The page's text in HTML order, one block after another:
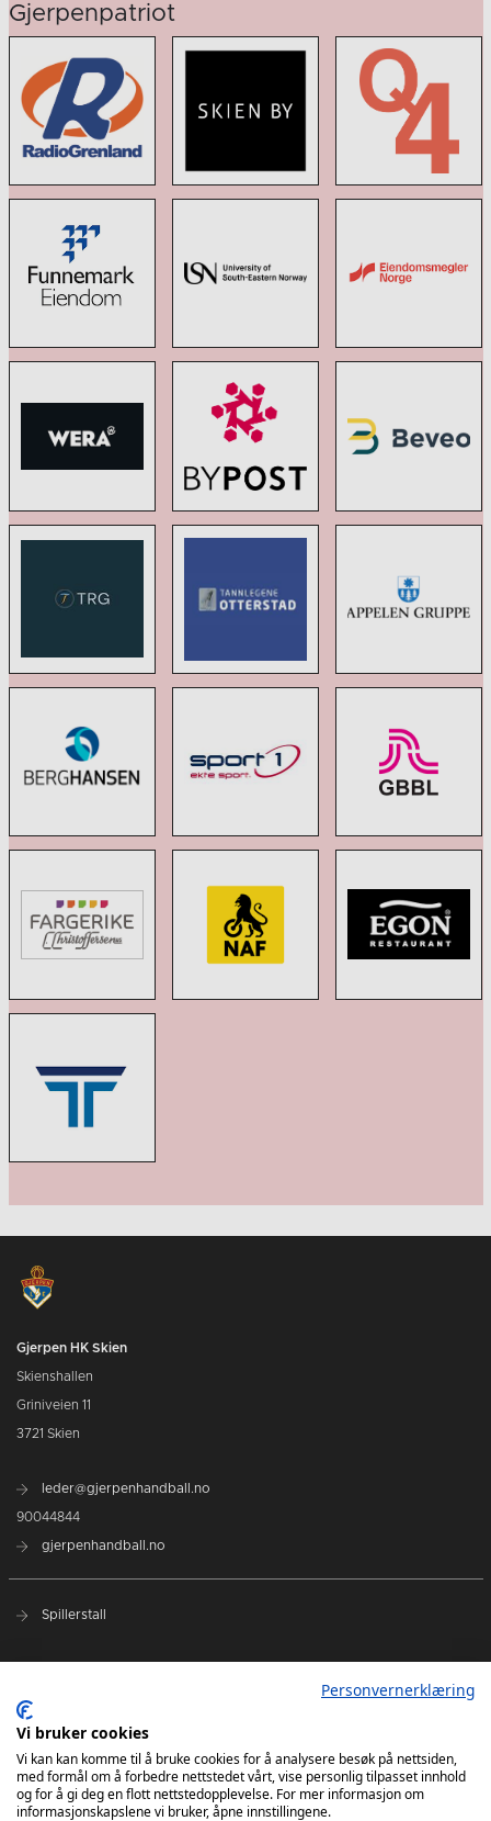
Gjerpenpatriot
Gjerpen HK Skien
Skienshallen
Griniveien 11
3721 Skien
leder@gjerpenhandball.no
90044844
gjerpenhandball.no
Spillerstall
Terminliste 2. divisjon
Personvernerklæring
Vi bruker cookies
Vi kan kan komme til å bruke cookies for å analysere besøk på nettsiden,
med formål om å forbedre nettstedet vårt, vise personlig tilpasset innhold
og for å gi deg en flott nettstedopplevelse. For mer informasjon om
informasjonskapslene vi bruker, åpne innstillingene.